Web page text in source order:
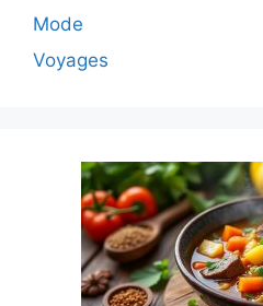
Mode
Voyages